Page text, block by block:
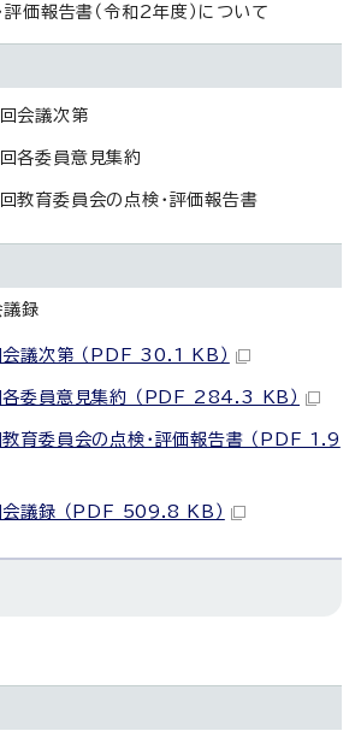
価報告書（令和2年度）について
会議次第
各委員意見集約
教育委員会の点検・評価報告書
録
議次第 （PDF 30.1 KB）
委員意見集約 （PDF 284.3 KB）
育委員会の点検・評価報告書 （PDF 1.9
議録 （PDF 509.8 KB）